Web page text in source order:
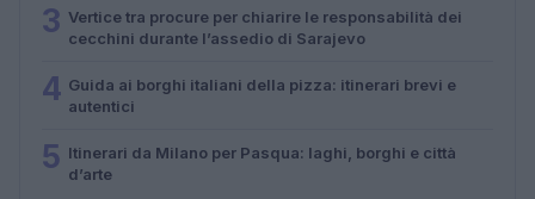
3 Vertice tra procure per chiarire le responsabilità dei
cecchini durante l’assedio di Sarajevo
4 Guida ai borghi italiani della pizza: itinerari brevi e
autentici
5 Itinerari da Milano per Pasqua: laghi, borghi e città
d’arte